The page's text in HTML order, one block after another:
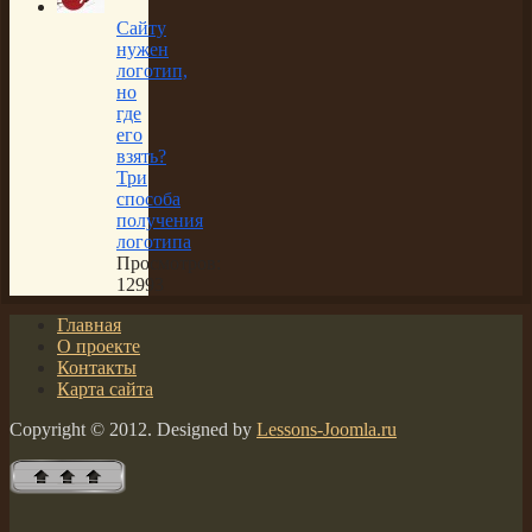
Сайту
нужен
логотип,
но
где
его
взять?
Три
способа
получения
логотипа
Просмотров:
12993
Главная
О проекте
Контакты
Карта сайта
Copyright © 2012. Designed by Lessons-Joomla.ru